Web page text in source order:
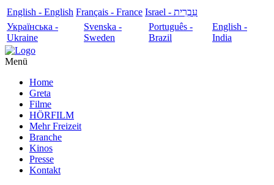
English - English Français - France
עִבְרִית - Israel
Українська -
Ukraine
Svenska -
Sweden
Português -
Brazil
English -
India
Menü
Home
Greta
Filme
HÖRFILM
Mehr Freizeit
Branche
Kinos
Presse
Kontakt